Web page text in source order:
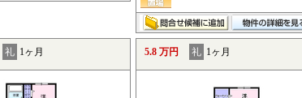
礼 1ヶ月 5.8 万円 礼 1ヶ月